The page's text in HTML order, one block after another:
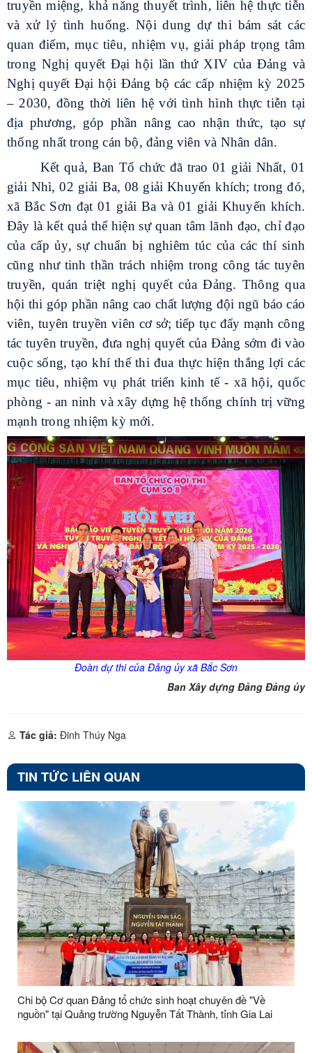
truyền miệng, khả năng thuyết trình, liên hệ thực tiễn
và xử lý tình huống. Nội dung dự thi bám sát các
quan điểm, mục tiêu, nhiệm vụ, giải pháp trọng tâm
trong Nghị quyết Đại hội lần thứ XIV của Đảng và
Nghị quyết Đại hội Đảng bộ các cấp nhiệm kỳ 2025
– 2030, đồng thời liên hệ với tình hình thực tiễn tại
địa phương, góp phần nâng cao nhận thức, tạo sự
thống nhất trong cán bộ, đảng viên và Nhân dân.
Kết quả, Ban Tổ chức đã trao 01 giải Nhất, 01
giải Nhì, 02 giải Ba, 08 giải Khuyến khích; trong đó,
xã Bắc Sơn đạt 01 giải Ba và 01 giải Khuyến khích.
Đây là kết quả thể hiện sự quan tâm lãnh đạo, chỉ đạo
của cấp ủy, sự chuẩn bị nghiêm túc của các thí sinh
cũng như tinh thần trách nhiệm trong công tác tuyên
truyền, quán triệt nghị quyết của Đảng. Thông qua
hội thi góp phần nâng cao chất lượng đội ngũ báo cáo
viên, tuyên truyền viên cơ sở; tiếp tục đẩy mạnh công
tác tuyên truyền, đưa nghị quyết của Đảng sớm đi vào
cuộc sống, tạo khí thế thi đua thực hiện thắng lợi các
mục tiêu, nhiệm vụ phát triển kinh tế - xã hội, quốc
phòng - an ninh và xây dựng hệ thống chính trị vững
mạnh trong nhiệm kỳ mới.
Đoàn dự thi của Đảng ủyxã Bắc Sơn
Ban Xây dựng Đảng Đảng ủy
Tác giả: Đinh Thúy Nga
TIN TỨC LIÊN QUAN
Chi bộ Cơ quan Đảng tổ chức sinh hoạt chuyên đề "Về
nguồn" tại Quảng trường Nguyễn Tất Thành, tỉnh Gia Lai